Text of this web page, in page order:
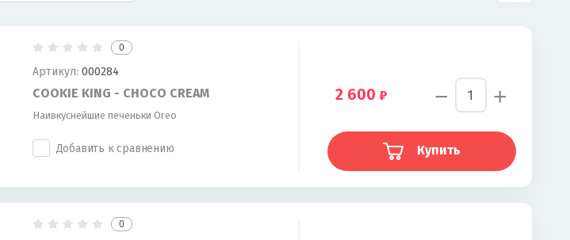
0
Артикул: 000284
COOKIE KING - CHOCO CREAM
Наивкуснейшие печеньки Oreo
Добавить к сравнению
2 600 − +
Купить
0